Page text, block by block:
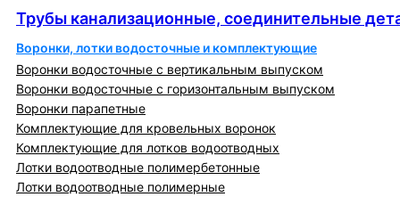
Трубы канализационные, соединительные
Воронки, лотки водосточные и комплектующие
Воронки водосточные с вертикальным выпуском
Воронки водосточные с горизонтальным выпуском
Воронки парапетные
Комплектующие для кровельных воронок
Комплектующие для лотков водоотводных
Лотки водоотводные полимербетонные
Лотки водоотводные полимерные